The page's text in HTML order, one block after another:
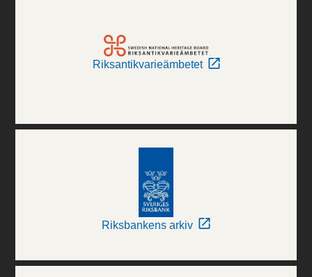
Riksantikvarieämbetet
Riksbankens arkiv